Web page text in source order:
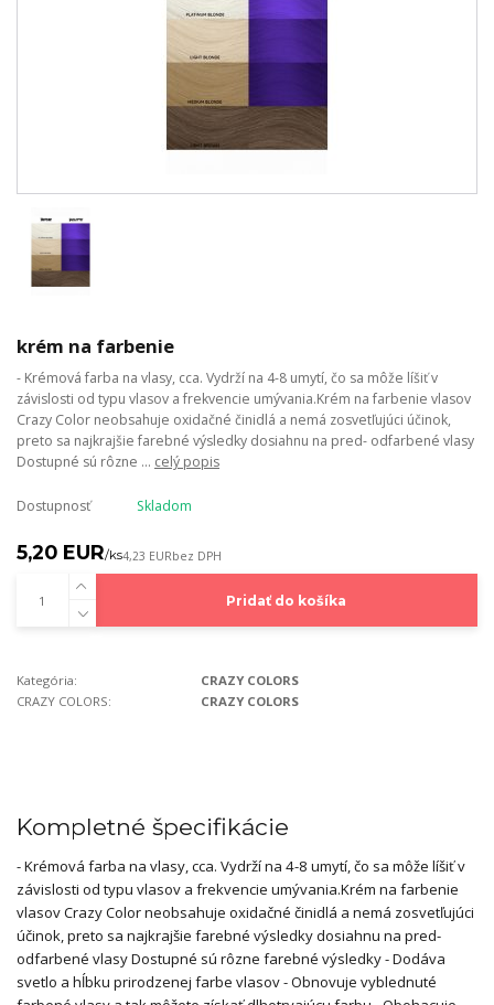
krém na farbenie
- Krémová farba na vlasy, cca. Vydrží na 4-8 umytí, čo sa môže líšiť v
závislosti od typu vlasov a frekvencie umývania.Krém na farbenie vlasov
Crazy Color neobsahuje oxidačné činidlá a nemá zosvetľujúci účinok,
preto sa najkrajšie farebné výsledky dosiahnu na pred- odfarbené vlasy
Dostupné sú rôzne ... celý popis
Dostupnosť Skladom
5,20 EUR/ks4,23 EURbez DPH
Pridať do košíka
Kategória:
CRAZY COLORS
CRAZY COLORS:
CRAZY COLORS
Kompletné špecifikácie
- Krémová farba na vlasy, cca. Vydrží na 4-8 umytí, čo sa môže líšiť v
závislosti od typu vlasov a frekvencie umývania.Krém na farbenie
vlasov Crazy Color neobsahuje oxidačné činidlá a nemá zosvetľujúci
účinok, preto sa najkrajšie farebné výsledky dosiahnu na pred-
odfarbené vlasy Dostupné sú rôzne farebné výsledky - Dodáva
svetlo a hĺbku prirodzenej farbe vlasov - Obnovuje vyblednuté